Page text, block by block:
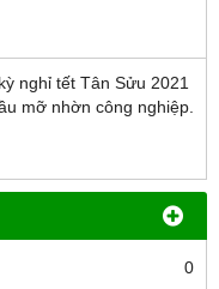
nghỉ tết Tân Sửu 2021
mỡ nhờn công nghiệp.
0